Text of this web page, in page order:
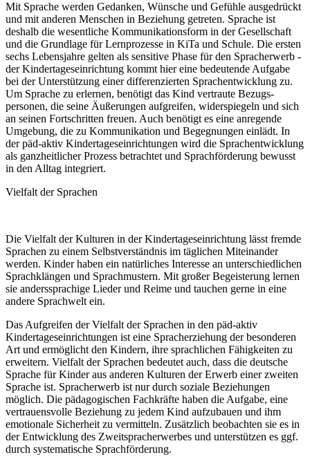
Mit Sprache werden Gedanken, Wünsche und Gefühle aus­gedrückt
und mit anderen Menschen in Beziehung getreten. Sprache ist
deshalb die wesentliche Kommunikations­form in der Gesellschaft
und die Grundlage für Lern­prozesse in KiTa und Schule. Die ersten
sechs Lebens­jahre gelten als sensitive Phase für den Sprach­erwerb -
der Kindertages­einrichtung kommt hier eine bedeutende Aufgabe
bei der Unterstützung einer differenzierten Sprach­entwicklung zu.
Um Sprache zu erlernen, benötigt das Kind vertraute Bezugs­
personen, die seine Äußerungen aufgreifen, widerspiegeln und sich
an seinen Fort­schritten freuen. Auch benötigt es eine anregende
Umgebung, die zu Kommunikation und Begegnungen einlädt. In
der päd-aktiv Kindertages­einrichtungen wird die Sprach­entwicklung
als ganz­heitlicher Prozess betrachtet und Sprach­förderung bewusst
in den Alltag integriert.
Vielfalt der Sprachen
Die Vielfalt der Kulturen in der Kindertage­seinrichtung lässt fremde
Sprachen zu einem Selbst­verständnis im täglichen Mit­einander
werden. Kinder haben ein natürliches Interesse an unter­schiedlichen
Sprach­klängen und Sprach­mustern. Mit großer Be­geisterung lernen
sie anders­sprachige Lieder und Reime und tauchen gerne in eine
andere Sprach­welt ein.
Das Aufgreifen der Vielfalt der Sprachen in den päd-aktiv
Kindertage­seinrichtungen ist eine Sprac­herziehung der besonderen
Art und ermöglicht den Kindern, ihre sprachlichen Fähig­keiten zu
erweitern. Vielfalt der Sprachen bedeutet auch, dass die deutsche
Sprache für Kinder aus anderen Kulturen der Erwerb einer zweiten
Sprache ist. Sprach­erwerb ist nur durch soziale Be­ziehungen
möglich. Die pädagogischen Fachkräfte haben die Aufgabe, eine
vertrauensvolle Beziehung zu jedem Kind aufzubauen und ihm
emotionale Sicher­heit zu vermitteln. Zusätzlich beobachten sie es in
der Ent­wick­lung des Zweit­spracherwerbes und unter­stützen es ggf.
durch systematische Sprachförderung.